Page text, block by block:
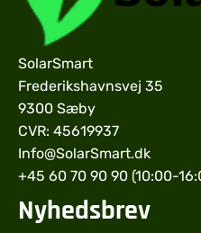
SolarSmart
Frederikshavnsvej 35
9300 Sæby
CVR: 45619937
Info@SolarSmart.dk
+45 60 70 90 90 (10:00-
Nyhedsbrev